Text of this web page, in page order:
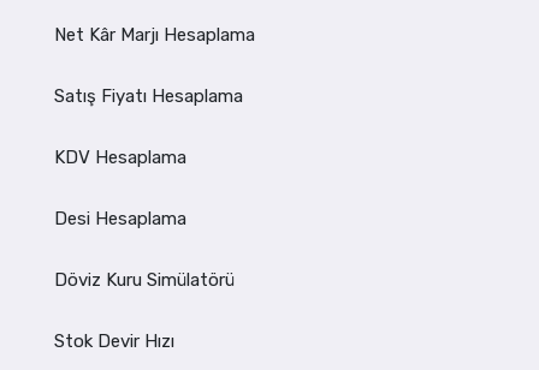
Net Kâr Marjı Hesaplama
Satış Fiyatı Hesaplama
KDV Hesaplama
Desi Hesaplama
Döviz Kuru Simülatörü
Stok Devir Hızı